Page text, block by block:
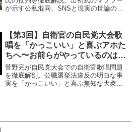
が示す公私混同、SNSと現実の世論の乖
知事としての「器」の欠如という問題の
核心に迫る政治コラムです。
【第3回】自衛官の自民党大会歌
唱を「かっこいい」と喜ぶアホた
ちへ〜お前らがやっているのは
「人民解放軍」の肯定だ〜
菅野完が自民党大会での自衛官歌唱問題
を徹底解剖。公職選挙法違反の明白な事
実を「かっこいい」と喜ぶ無知な大衆